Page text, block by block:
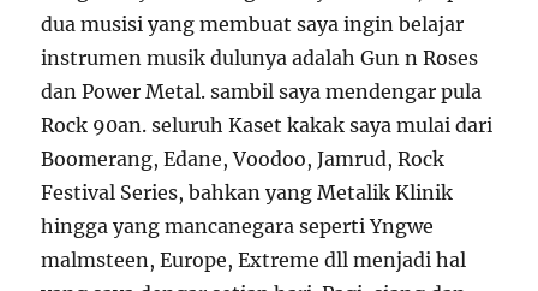
dua musisi yang membuat saya ingin belajar
instrumen musik dulunya adalah Gun n Roses
dan Power Metal. sambil saya mendengar pula
Rock 90an. seluruh Kaset kakak saya mulai dari
Boomerang, Edane, Voodoo, Jamrud, Rock
Festival Series, bahkan yang Metalik Klinik
hingga yang mancanegara seperti Yngwe
malmsteen, Europe, Extreme dll menjadi hal